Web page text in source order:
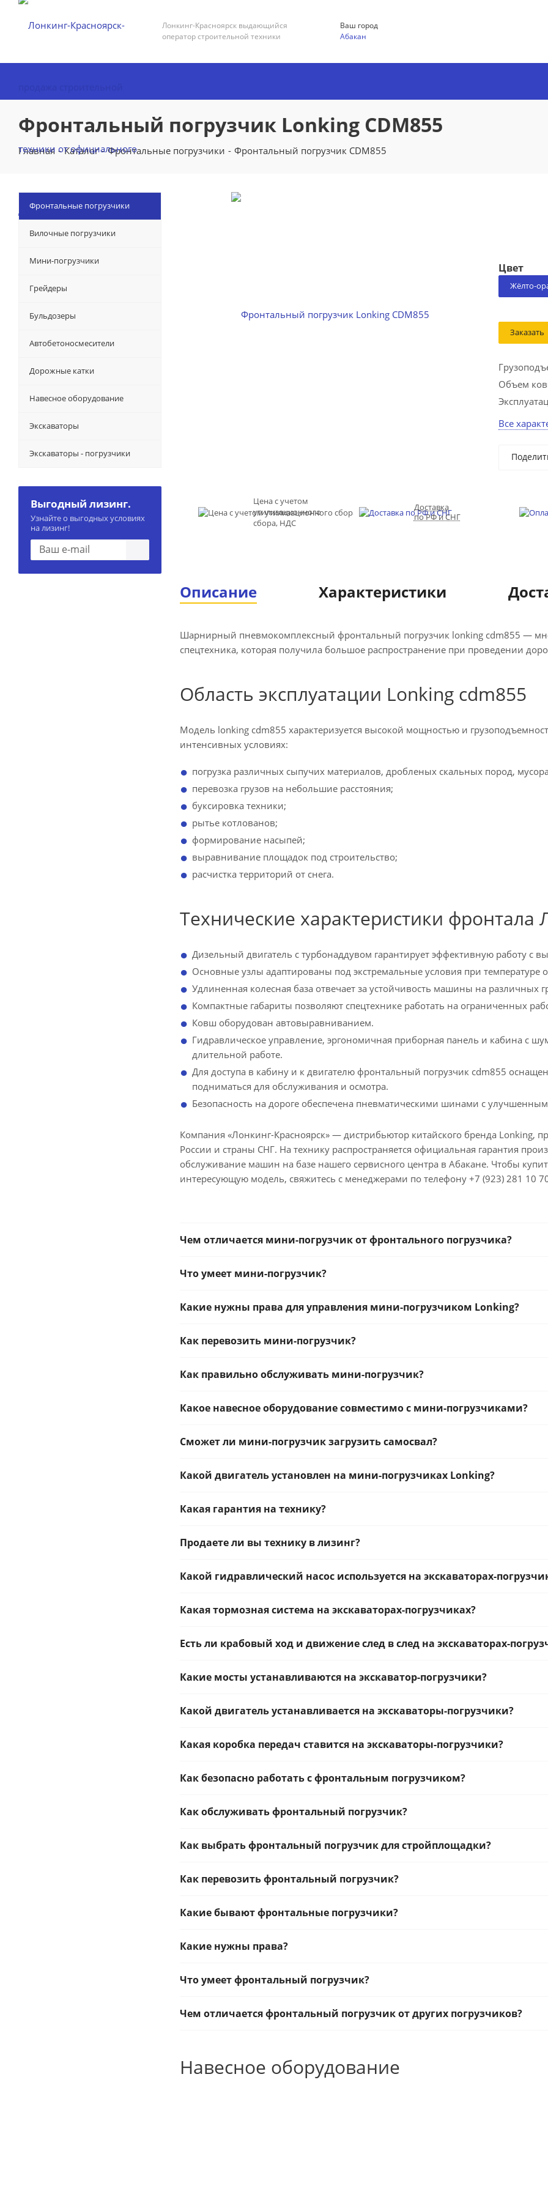
Лонкинг-Красноярск выдающийся
оператор строительной техники
Ваш город
Абакан
Фронтальный погрузчик Lonking CDM855
Главная - Каталог - Фронтальные погрузчики - Фронтальный погрузчик CDM855
Цвет
Жёлто-
Заказать
Объем
Все
Цена с учетом
утилизационного
сбора, НДС
Доставка
по РФ и СНГ
Описание Характеристики
Шарнирный пневмокомплексный фронтальный погрузчик lonking cdm855 —
спецтехника, которая получила большое распространение при проведении
Область эксплуатации Lonking cdm855
Модель lonking cdm855 характеризуется высокой мощностью и
интенсивных условиях:
погрузка различных сыпучих материалов, дробленых скальных пород,
перевозка грузов на небольшие расстояния;
буксировка техники;
рытье котлованов;
формирование насыпей;
выравнивание площадок под строительство;
расчистка территорий от снега.
Технические характеристики фронтала
Дизельный двигатель с турбонаддувом гарантирует эффективную работу с
Основные узлы адаптированы под экстремальные условия при
Удлиненная колесная база отвечает за устойчивость машины на различных
Компактные габариты позволяют спецтехнике работать на ограниченных
Ковш оборудован автовыравниванием.
Гидравлическое управление, эргономичная приборная панель и кабина с
длительной работе.
Для доступа в кабину и к двигателю фронтальный погрузчик cdm855
подниматься для обслуживания и осмотра.
Безопасность на дороге обеспечена пневматическими шинами с
Компания «Лонкинг-Красноярск» — дистрибьютор китайского бренда Lonking,
России и страны СНГ. На технику распространяется официальная гарантия
обслуживание машин на базе нашего сервисного центра в Абакане. Чтобы
интересующую модель, свяжитесь с менеджерами по телефону +7 (923) 281 10
Чем отличается мини-погрузчик от фронтального погрузчика?
Что умеет мини-погрузчик?
Какие нужны права для управления мини-погрузчиком Lonking?
Как перевозить мини-погрузчик?
Как правильно обслуживать мини-погрузчик?
Какое навесное оборудование совместимо с мини-погрузчиками?
Сможет ли мини-погрузчик загрузить самосвал?
Какой двигатель установлен на мини-погрузчиках Lonking?
Какая гарантия на технику?
Продаете ли вы технику в лизинг?
Какой гидравлический насос используется на экскаваторах-
Какая тормозная система на экскаваторах-погрузчиках?
Есть ли крабовый ход и движение след в след на экскаваторах-
Какие мосты устанавливаются на экскаватор-погрузчики?
Какой двигатель устанавливается на экскаваторы-погрузчики?
Какая коробка передач ставится на экскаваторы-погрузчики?
Как безопасно работать с фронтальным погрузчиком?
Как обслуживать фронтальный погрузчик?
Как выбрать фронтальный погрузчик для стройплощадки?
Как перевозить фронтальный погрузчик?
Какие бывают фронтальные погрузчики?
Какие нужны права?
Что умеет фронтальный погрузчик?
Чем отличается фронтальный погрузчик от других погрузчиков?
Навесное оборудование
Фронтальные погрузчики
Вилочные погрузчики
Мини-погрузчики
Грейдеры
Бульдозеры
Автобетоносмесители
Дорожные катки
Навесное оборудование
Экскаваторы
Экскаваторы - погрузчики
Выгодный лизинг.
Узнайте о выгодных условиях
на лизинг!